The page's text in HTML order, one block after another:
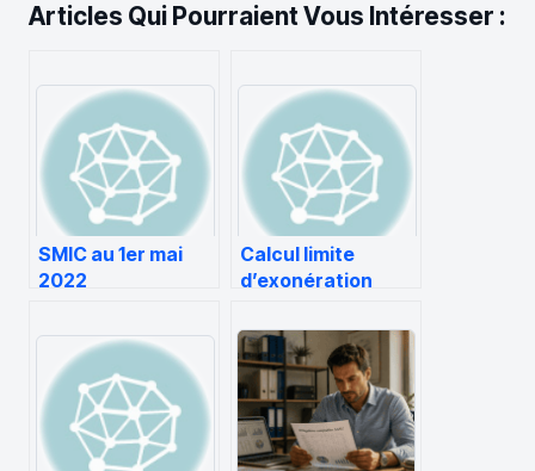
Articles Qui Pourraient Vous Intéresser :
SMIC au 1er mai
2022
Calcul limite
d’exonération
de la valeur